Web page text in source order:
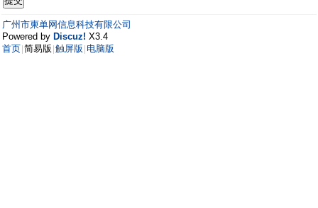
广州市柬单网信息科技有限公司
Powered by Discuz! X3.4
首页 简易版 触屏版 电脑版